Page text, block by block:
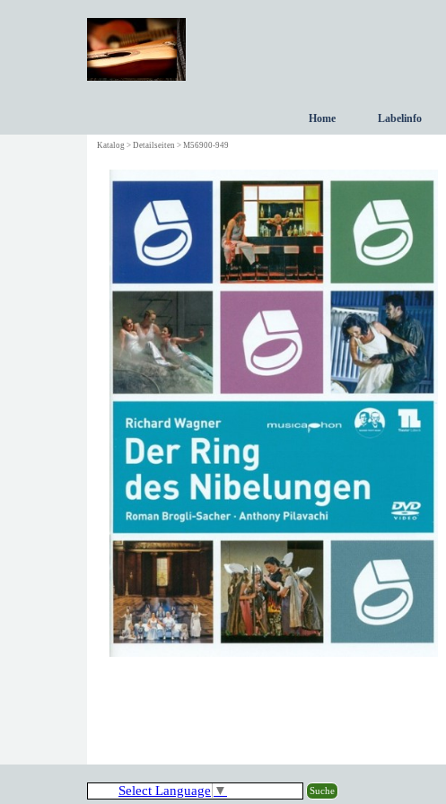
Home Labelinfo
Katalog > Detailseiten > M56900-949
Select Language ▼ Suche